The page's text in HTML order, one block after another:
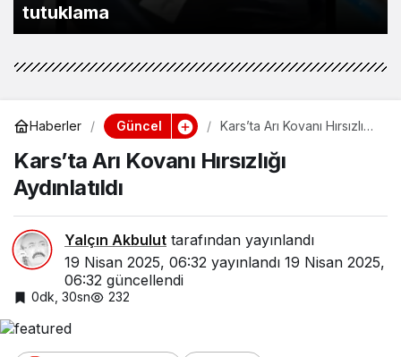
tutuklama
Haberler Güncel
Kars’ta Arı Kovanı Hırsızlığı
Kars’ta Arı Kovanı Hırsızlığı
Aydınlatıldı
Yalçın Akbulut tarafından yayınlandı
19 Nisan 2025, 06:32 yayınlandı 19 Nisan 2025,
06:32 güncellendi
0dk, 30sn 232